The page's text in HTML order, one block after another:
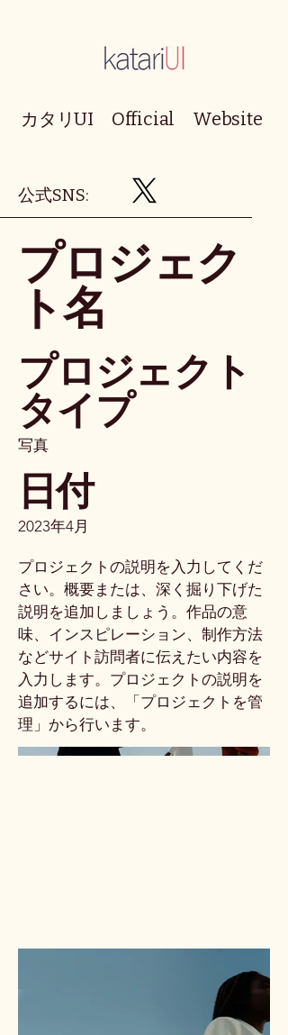
カタリUI Official Website
​公式SNS:
プロジェク
ト名
プロジェクト
タイプ
写真
日付
2023年4月
プロジェクトの説明を入力してくだ
さい。概要または、深く掘り下げた
説明を追加しましょう。作品の意
味、インスピレーション、制作方法
などサイト訪問者に伝えたい内容を
入力します。プロジェクトの説明を
追加するには、「プロジェクトを管
理」から行います。